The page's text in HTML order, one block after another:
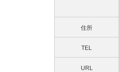
住所
TEL
URL